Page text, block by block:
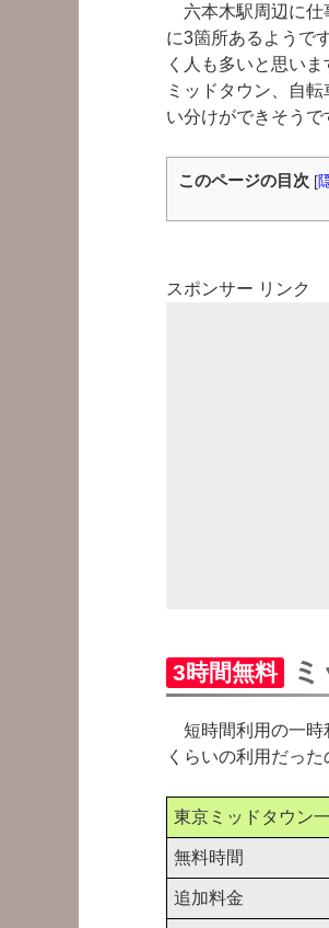
六本木駅周辺に仕
に3箇所あるようで
く人も多いと思い
ミッドタウン、自
い分けができそうで
このページの目次 [
スポンサー リンク
3時間無料
短時間利用の一時
くらいの利用だった
東京ミッドタウン
無料時間
追加料金